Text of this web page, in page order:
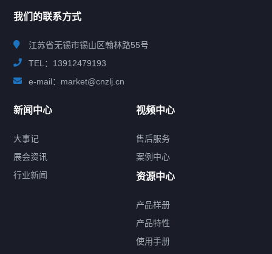
提交您的需求，免费获取产品资料
--亦可拨打我们的24小时服务咨询热线--
我们的联系方式
江苏省无锡市锡山区翰林路55号
TEL：13912479193
e-mail：market@cnzlj.cn
新闻中心
大事记
展会资讯
行业新闻
视频中心
售后服务
案例中心
资源中心
产品样册
产品特性
使用手册